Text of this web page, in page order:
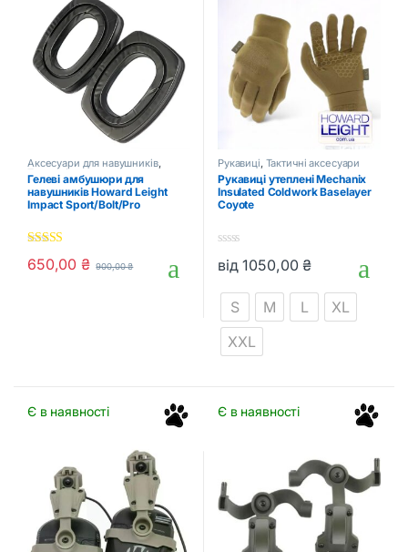
Аксесуари для навушників,
Тактичні аксесуари
Гелеві амбушюри для
навушників Howard Leight
Impact Sport/Bolt/Pro
5.00out of 5
650,00₴ 900,00₴
Рукавиці, Тактичні аксесуари
Рукавиці утеплені Mechanix
Insulated Coldwork Baselayer
Coyote
o
t
f
5
від1050,00₴
Цей товар має кілька
S M L
XL
XXL
Є в наявності Є в наявності